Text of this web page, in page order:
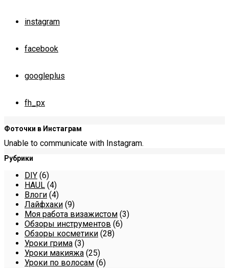
instagram
facebook
googleplus
fh_px
Фоточки в Инстаграм
Unable to communicate with Instagram.
Рубрики
DIY (6)
HAUL (4)
Влоги (4)
Лайфхаки (9)
Моя работа визажистом (3)
Обзоры инструментов (6)
Обзоры косметики (28)
Уроки грима (3)
Уроки макияжа (25)
Уроки по волосам (6)